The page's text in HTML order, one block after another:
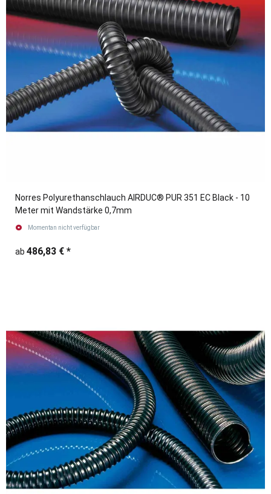
Norres Polyurethanschlauch AIRDUC® PUR 351 EC Black - 10
Meter mit Wandstärke 0,7mm
Momentan nicht verfügbar
ab 486,83 € *